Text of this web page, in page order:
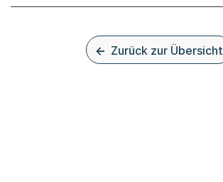
Zurück zur Übersicht